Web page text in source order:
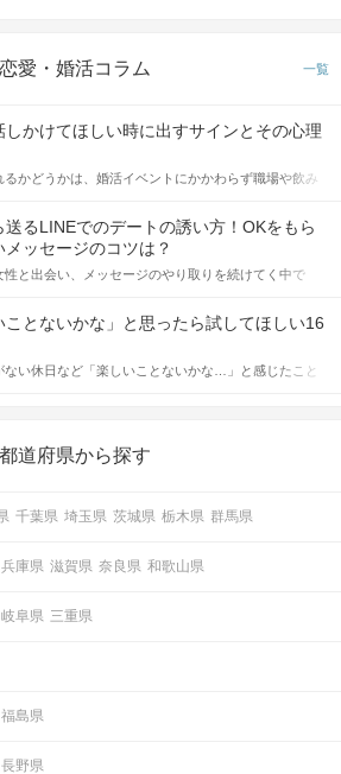
恋愛・婚活コラム 一覧
しかけてほしい時に出すサインとその心理
るかどうかは、婚活イベントにかかわらず職場や飲み
チできるかにも左右されます。 これから恋人作りを本
ようとしている方は、女性が異性を求めて出すサイン
と理解し、正しい行動に移せるかどうかが重要。 この
女性が話しかけて欲しい時に出すサインとその心理を
うな行動に繋げるべきかをご紹介していきます。
送るLINEでのデートの誘い方！OKをもら
メッセージのコツは？
性と出会い、メッセージのやり取りを続けてく中で
には「どう誘ったらいいの？」とお困りの男性もいら
ではないでしょうか。 そこで今回は、男性から女性へ
のデートの誘い方のコツをご紹介します。例文も混じ
するので、ぜひ参考にしてください。
ことないかな」と思ったら試してほしい16
ない休日など「楽しいことないかな…」と感じたこと
とアイデアを集めました♪ いままさに楽しいことを探し
都道府県から探す
千葉県 埼玉県 茨城県 栃木県 群馬県
兵庫県 滋賀県 奈良県 和歌山県
岐阜県 三重県
福島県
長野県